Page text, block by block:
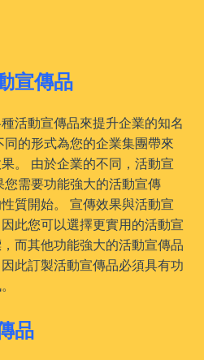
宣傳品
活動宣傳品來提升企業的知名
的形式為您的企業集團帶來
。 由於企業的不同，活動宣
需要功能強大的活動宣傳
質開始。 宣傳效果與活動宣
此您可以選擇更實用的活動宣
而其他功能強大的活動宣傳品
此訂製活動宣傳品必須具有功
品